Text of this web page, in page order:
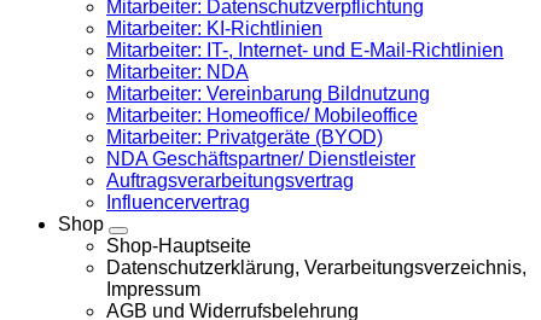
Mitarbeiter: Datenschutzverpflichtung
Mitarbeiter: KI-Richtlinien
Mitarbeiter: IT-, Internet- und E-Mail-Richtlinien
Mitarbeiter: NDA
Mitarbeiter: Vereinbarung Bildnutzung
Mitarbeiter: Homeoffice/ Mobileoffice
Mitarbeiter: Privatgeräte (BYOD)
NDA Geschäftspartner/ Dienstleister
Auftragsverarbeitungsvertrag
Influencervertrag
Shop
Shop-Hauptseite
Datenschutzerklärung, Verarbeitungsverzeichnis,
Impressum
AGB und Widerrufsbelehrung